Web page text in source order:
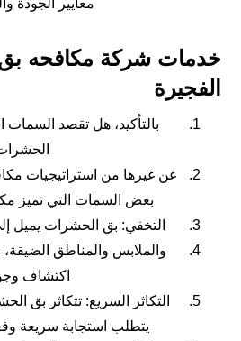
معايير الجودة
خدمات شركة مكافحه
الفجيرة
بالتأكيد، هل تقصد السمات
عن غيرها من استراتيجيات
بعض السمات التي تميز
التخفي: بق الحشرات يميل
والملابس والمناطق
اكتشاف
التكاثر السريع: تتكاثر بق
يتطلب استجابة سريعة